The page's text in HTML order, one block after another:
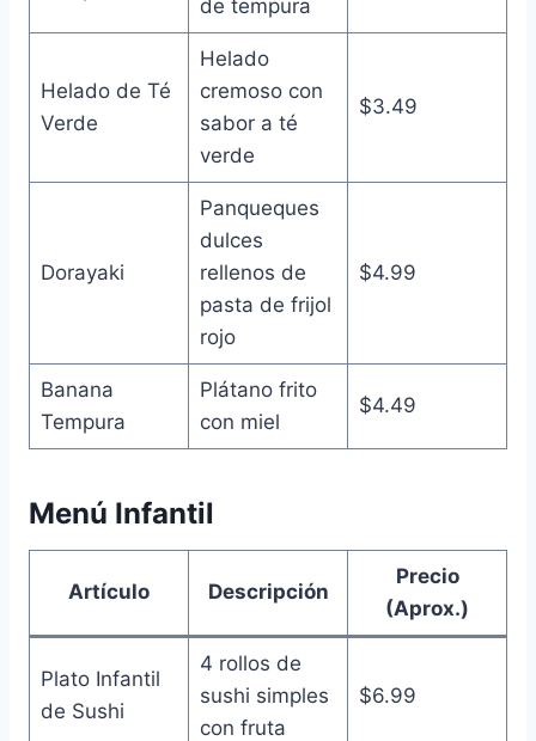
de tempura
Helado de Té
Verde
Helado
cremoso con
sabor a té
verde
$3.49
Dorayaki
Panqueques
dulces
rellenos de
pasta de frijol
rojo
$4.99
Banana
Tempura
Plátano frito
con miel
$4.49
Menú Infantil
Artículo Descripción
Precio
(Aprox.)
Plato Infantil
de Sushi
4 rollos de
sushi simples
con fruta
$6.99